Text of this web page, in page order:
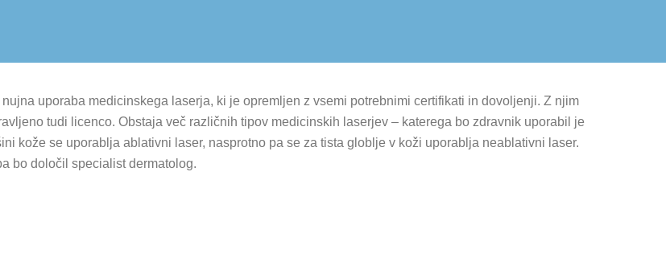
uporaba medicinskega laserja, ki je opremljen z vsemi potrebnimi certifikati in dovoljenji. Z njim
tudi licenco. Obstaja več različnih tipov medicinskih laserjev – katerega bo zdravnik uporabil je
kože se uporablja ablativni laser, nasprotno pa se za tista globlje v koži uporablja neablativni laser.
bo določil specialist dermatolog.